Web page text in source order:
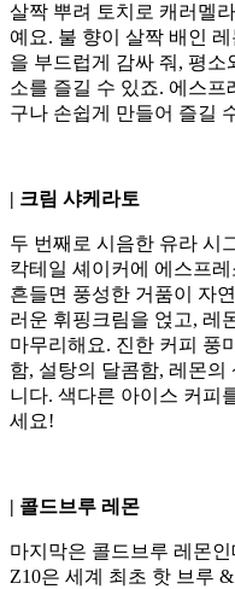
살짝 뿌려 토치로 캐러멜
예요. 불 향이 살짝 배인
을 부드럽게 감싸 줘, 평소
소를 즐길 수 있죠. 에스
구나 손쉽게 만들어 즐길
| 크림 샤케라토
두 번째로 시음한 유라 시
칵테일 셰이커에 에스프
흔들면 풍성한 거품이 자
러운 휘핑크림을 얹고, 레
마무리해요. 진한 커피 풍
함, 설탕의 달콤함, 레몬
니다. 색다른 아이스 커피
세요!
| 콜드브루 레몬
마지막은 콜드브루 레몬
Z10은 세계 최초 핫 브루